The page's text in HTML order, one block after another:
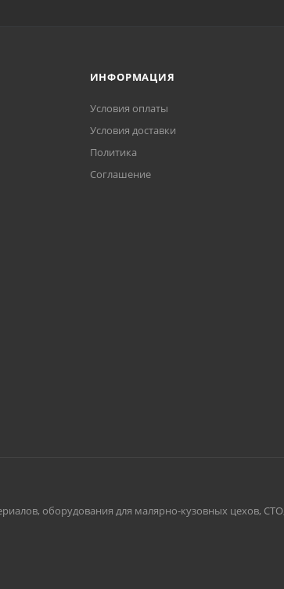
ИНФОРМАЦИЯ
Условия оплаты
Условия доставки
Политика
Соглашение
оборудования для малярно-кузовных цехов,